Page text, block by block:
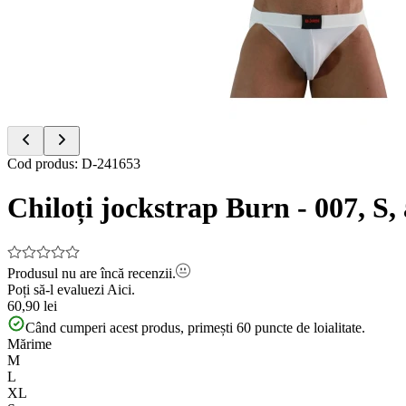
Item
of
2
Cod produs: D-241653
Chiloți jockstrap Burn - 007, S,
Produsul nu are încă recenzii.
Poți să-l evaluezi Aici.
60,90 lei
Când cumperi acest produs, primești 60 puncte de loialitate.
Mărime
M
L
XL